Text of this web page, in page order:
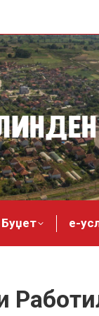
Буџет е-